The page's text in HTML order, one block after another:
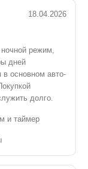
18.04.2026
режим,
дней
в основном авто-
долго.
и таймер